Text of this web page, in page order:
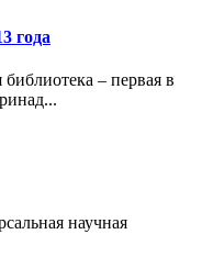
года
– первая в
научная